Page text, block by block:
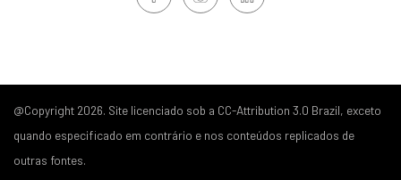
@Copyright 2026. Site licenciado sob a CC-Attribution 3.0 Brazil, exceto
quando especificado em contrário e nos conteúdos replicados de
outras fontes.